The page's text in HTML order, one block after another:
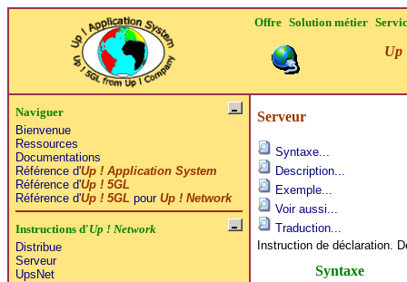
Offre Solution métier
Up
Naviguer
Bienvenue
Ressources
Documentations
Référence d'Up ! Application System
Référence d'Up ! 5GL
Référence d'Up ! 5GL pour Up ! Network
Instructions d'Up ! Network
Distribue
Serveur
UpsNet
Serveur
Syntaxe...
Description...
Exemple...
Voir aussi...
Traduction...
Instruction de déclaration.
Syntaxe